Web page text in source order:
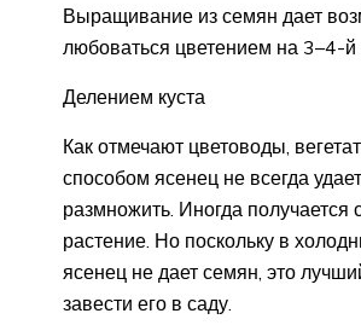
Выращивание из семян дает
любоваться цветением на 3–4-й
Делением куста
Как отмечают цветоводы,
способом ясенец не всегда
размножить. Иногда получается
растение. Но поскольку в
ясенец не дает семян, это
завести его в саду.